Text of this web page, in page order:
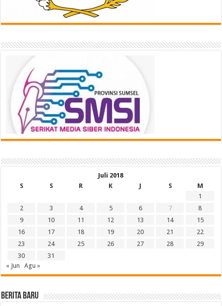
Juli 2018
S
S R K J S
M
1
2
3 4 5 6 7
8
9
10 11 12 13 14
15
16
17 18 19 20 21
22
23
24 25 26 27 28
29
30
31
« Jun
Agu »
BERITA BARU